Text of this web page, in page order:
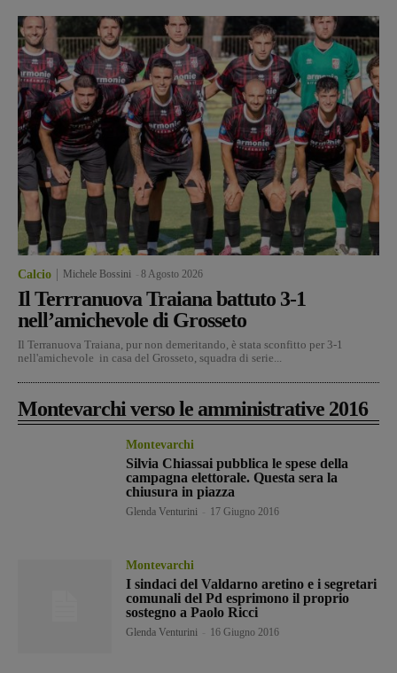
Calcio Michele Bossini 8 Agosto 2026
Il Terrranuova Traiana battuto 3-1
nell’amichevole di Grosseto
Il Terranuova Traiana, pur non demeritando, è stata sconfitto per 3-1
nell'amichevole in casa del Grosseto, squadra di serie...
Montevarchi verso le amministrative 2016
Montevarchi
Silvia Chiassai pubblica le spese della
campagna elettorale. Questa sera la
chiusura in piazza
Glenda Venturini 17 Giugno 2016
Montevarchi
I sindaci del Valdarno aretino e i segretari
comunali del Pd esprimono il proprio
sostegno a Paolo Ricci
Glenda Venturini 16 Giugno 2016